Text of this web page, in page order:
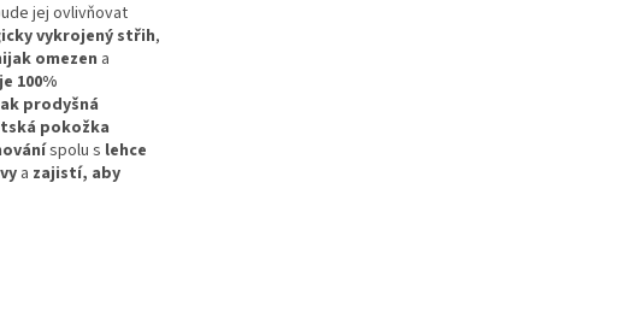
jej ovlivňovat
vykrojený střih,
omezen a
100%
prodyšná
pokožka
spolu s lehce
a zajistí, aby